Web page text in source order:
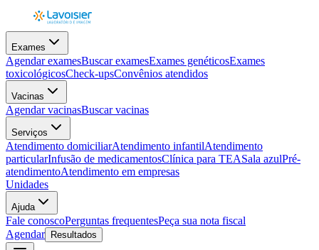
Exames
Agendar examesBuscar examesExames genéticosExames
toxicológicosCheck-upsConvênios atendidos
Vacinas
Agendar vacinasBuscar vacinas
Serviços
Atendimento domiciliarAtendimento infantilAtendimento
particularInfusão de medicamentosClínica para TEASala azulPré-
atendimentoAtendimento em empresas
Unidades
Ajuda
Fale conoscoPerguntas frequentesPeça sua nota fiscal
Agendar
Resultados